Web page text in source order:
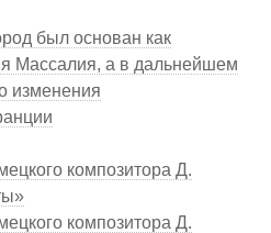
был основан как
Массалия, а в дальнейшем
изменения
композитора Д.
композитора Д.